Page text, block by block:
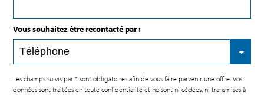
Vous souhaitez être recontacté par :
Les champs suivis par * sont obligatoires afin de vous faire parvenir une offre. Vos
données sont traitées en toute confidentialité et ne sont ni cédées, ni transmises à